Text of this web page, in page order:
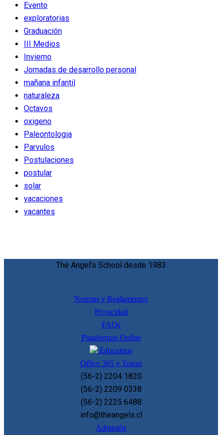
Evento
exploratorias
Graduación
III Medios
Invierno
Jornadas de desarrollo personal
mañana infantil
naturaleza
Octavos
oxigeno
Paleontologia
Parvulos
Postulaciones
postular
solar
vacaciones
vacantes
The Angel’s School desde 1983
Normas y Reglamentos
Privacidad
FAQs
Plataformas Online
Educamos
Office 365 y Teams
(56-2) 2204 1820
(56-2) 2209 0338
(56-2) 2225 6488
info@theangels.cl
Admisión